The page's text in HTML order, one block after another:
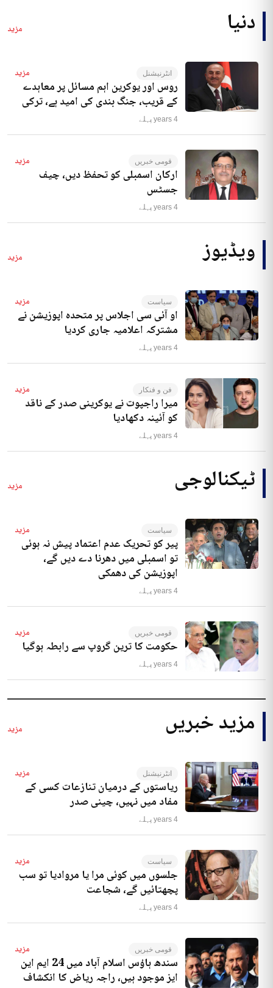
دنیا مزید
انٹرنیشنل مزید
روس اور یوکرین اہم مسائل پر معاہدے
کے قریب، جنگ بندی کی امید ہے، ترکی
4 years پہلے
قومی خبریں مزید
ارکان اسمبلی کو تحفظ دیں، چیف
جسٹس
4 years پہلے
ویڈیوز مزید
سیاست مزید
او آئی سی اجلاس پر متحدہ اپوزیشن نے
مشترکہ اعلامیہ جاری کردیا
4 years پہلے
فن و فنکار مزید
میرا راجپوت نے یوکرینی صدر کے ناقد
کو آئینہ دکھادیا
4 years پہلے
ٹیکنالوجی مزید
سیاست مزید
پیر کو تحریک عدم اعتماد پیش نہ ہوئی
تو اسمبلی میں دھرنا دے دیں گے،
اپوزیشن کی دھمکی
4 years پہلے
قومی خبریں مزید
حکومت کا ترین گروپ سے رابطہ ہوگیا
4 years پہلے
مزید خبریں مزید
انٹرنیشنل مزید
ریاستوں کے درمیان تنازعات کسی کے
مفاد میں نہیں، چینی صدر
4 years پہلے
سیاست مزید
جلسوں میں کوئی مرا یا مروادیا تو سب
پچھتائیں گے، شجاعت
4 years پہلے
قومی خبریں مزید
سندھ ہاؤس اسلام آباد میں 24 ایم این
ایز موجود ہیں، راجہ ریاض کا انکشاف